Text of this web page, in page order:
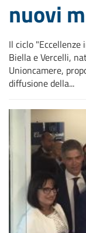
nuovi
Il ciclo "Eccellenze
Biella e Vercelli,
Unioncamere,
diffusione della...